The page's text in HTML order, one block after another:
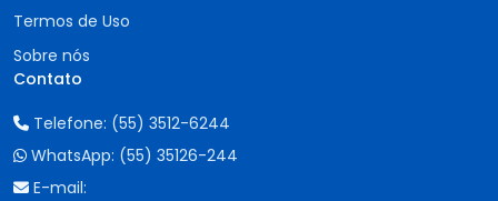
Termos de Uso
Sobre nós
Contato
Telefone: (55) 3512-6244
WhatsApp: (55) 35126-244
E-mail: